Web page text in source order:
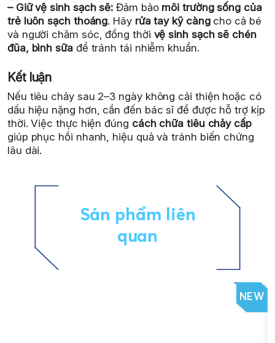
– Giữ vệ sinh sạch sẽ: Đảm bảo môi trường sống của
trẻ luôn sạch thoáng. Hãy rửa tay kỹ càngcho cả bé
và người chăm sóc, đồng thời vệ sinh sạch sẽ chén
đũa, bình sữađể tránh tái nhiễm khuẩn.
Kết luận
Nếu tiêu chảy sau 2–3 ngày không cải thiện hoặc có
dấu hiệu nặng hơn, cần đến bác sĩ để được hỗ trợ kịp
thời. Việc thực hiện đúng cách chữa tiêu chảy cấp
giúp phục hồi nhanh, hiệu quả và tránh biến chứng
lâu dài.
Sản phẩm liên
quan
NEW